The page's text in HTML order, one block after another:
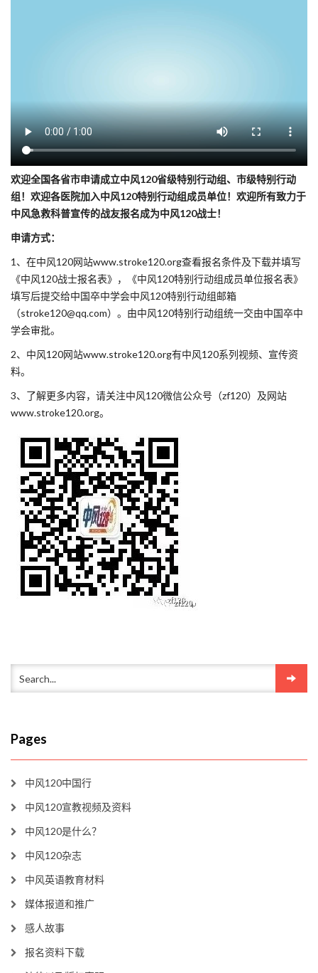
欢迎全国各省市申请成立中风120省级特别行动组、市级特别行动
组！欢迎各医院加入中风120特别行动组成员单位！欢迎所有致力于
中风急救科普宣传的战友报名成为中风120战士！
申请方式：
1、在中风120网站www.stroke120.org查看报名条件及下载并填写
《中风120战士报名表》，《中风120特别行动组成员单位报名表》
填写后提交给中国卒中学会中风120特别行动组邮箱
（stroke120@qq.com）。由中风120特别行动组统一交由中国卒中
学会审批。
2、中风120网站www.stroke120.org有中风120系列视频、宣传资
料。
3、了解更多内容，请关注中风120微信公众号（zf120）及网站
www.stroke120.org。
Pages
中风120中国行
中风120宣教视频及资料
中风120是什么？
中风120杂志
中风英语教育材料
媒体报道和推广
感人故事
报名资料下载